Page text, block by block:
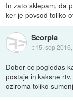
In zato sklepam, da
ker je povsod toliko
Scorpia
:: 15. sep
Dober ce pogledas
postaje in kaksne
oziroma toliko